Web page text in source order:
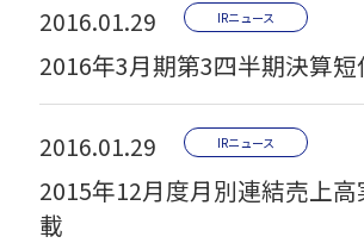
2016.01.29 IRニュース
2016年3月期第3四半期決算短
2016.01.29 IRニュース
2015年12月度月別連結売上
載